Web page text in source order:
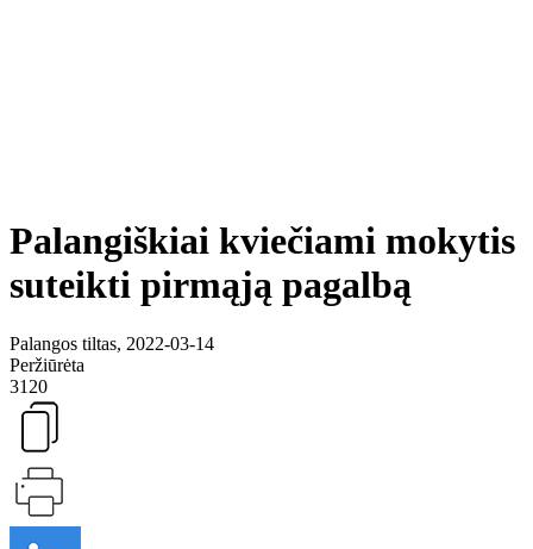
Palangiškiai kviečiami mokytis
suteikti pirmąją pagalbą
Palangos tiltas, 2022-03-14
Peržiūrėta
3120